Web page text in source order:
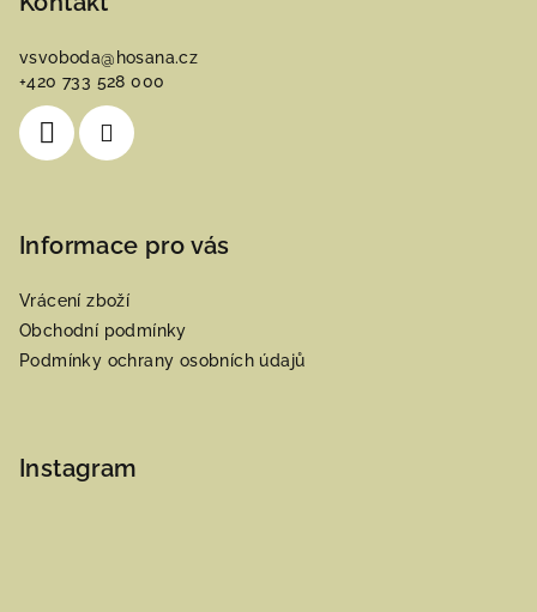
vsvoboda@ hosana.cz
+420 733 528 000
Informace pro vás
Vrácení zboží
Obchodní podmínky
Podmínky ochrany osobních údajů
Instagram